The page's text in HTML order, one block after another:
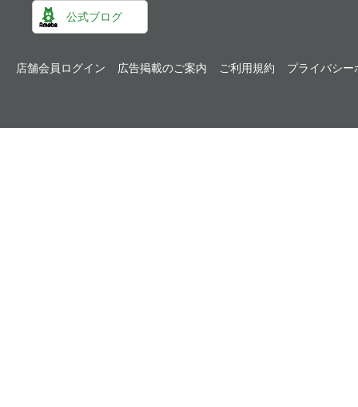
公式ブログ
店舗会員ログイン 広告掲載のご案内 ご利用規約 プライバシー